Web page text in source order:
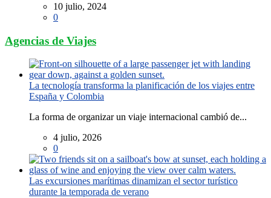
10 julio, 2024
0
Agencias de Viajes
La tecnología transforma la planificación de los viajes entre
España y Colombia
La forma de organizar un viaje internacional cambió de...
4 julio, 2026
0
Las excursiones marítimas dinamizan el sector turístico
durante la temporada de verano